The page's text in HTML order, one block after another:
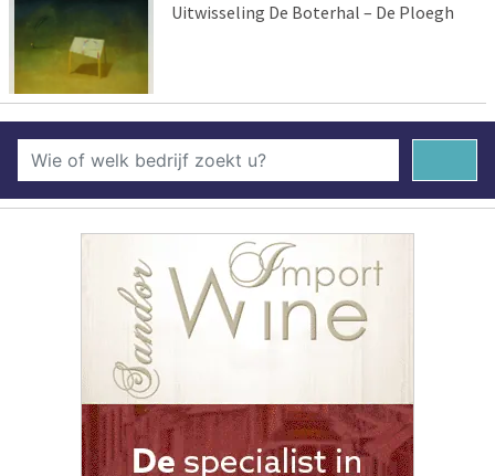
Uitwisseling De Boterhal – De Ploegh